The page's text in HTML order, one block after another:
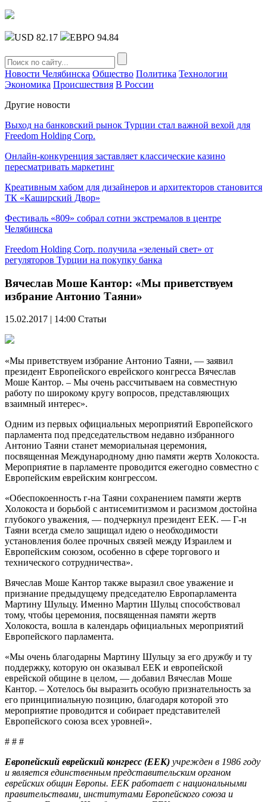
USD 82.17 ЕВРО 94.84
Новости Челябинска Общество Политика Технологии
Экономика Происшествия В России
Другие новости
Выход на банковский рынок Турции стал важной вехой для
Freedom Holding Corp.
Онлайн-конкуренция заставляет классические казино
пересматривать маркетинг
Креативным хабом для дизайнеров и архитекторов становится
ТК «Каширский Двор»
Фестиваль «809» собрал сотни экстремалов в центре
Челябинска
Freedom Holding Corp. получила «зеленый свет» от
регуляторов Турции на покупку банка
Вячеслав Моше Кантор: «Мы приветствуем
избрание Антонио Таяни»
15.02.2017 | 14:00 Статьи
«Мы приветствуем избрание Антонио Таяни, — заявил
президент Европейского еврейского конгресса Вячеслав
Моше Кантор. – Мы очень рассчитываем на совместную
работу по широкому кругу вопросов, представляющих
взаимный интерес».
Одним из первых официальных мероприятий Европейского
парламента под председательством недавно избранного
Антонио Таяни станет мемориальная церемония,
посвященная Международному дню памяти жертв Холокоста.
Мероприятие в парламенте проводится ежегодно совместно с
Европейским еврейским конгрессом.
«Обеспокоенность г-на Таяни сохранением памяти жертв
Холокоста и борьбой с антисемитизмом и расизмом достойна
глубокого уважения, — подчеркнул президент ЕЕК. — Г-н
Таяни всегда смело защищал идею о необходимости
установления более прочных связей между Израилем и
Европейским союзом, особенно в сфере торгового и
технического сотрудничества».
Вячеслав Моше Кантор также выразил свое уважение и
признание предыдущему председателю Европарламента
Мартину Шульцу. Именно Мартин Шульц способствовал
тому, чтобы церемония, посвященная памяти жертв
Холокоста, вошла в календарь официальных мероприятий
Европейского парламента.
«Мы очень благодарны Мартину Шульцу за его дружбу и ту
поддержку, которую он оказывал ЕЕК и европейской
еврейской общине в целом, — добавил Вячеслав Моше
Кантор. – Хотелось бы выразить особую признательность за
его принципиальную позицию, благодаря которой это
мероприятие проводится и собирает представителей
Европейского союза всех уровней».
# # #
Европейский еврейский конгресс (ЕЕК) учрежден в 1986 году
и является единственным представительским органом
еврейских общин Европы. ЕЕК работает с национальными
правительствами, институтами Европейского союза и